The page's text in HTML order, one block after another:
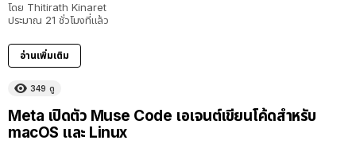
โดย Thitirath Kinaret
ประมาณ 21 ชั่วโมงที่แล้ว
อ่านเพิ่มเติม
349 ดู
Meta เปิดตัว Muse Code เอเจนต์เขียนโค้ดสำหรับ
macOS และ Linux